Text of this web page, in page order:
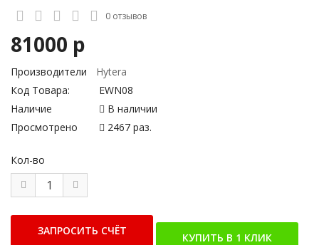
0 отзывов
81000 р
Производители
Hytera
Код Товара:
EWN08
Наличие
В наличии
Просмотрено
2467 раз.
Кол-во